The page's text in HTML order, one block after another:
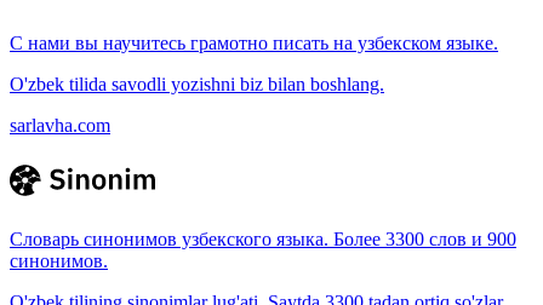
С нами вы научитесь грамотно писать на узбекском языке.
O'zbek tilida savodli yozishni biz bilan boshlang.
sarlavha.com
Словарь синонимов узбекского языка. Более 3300 слов и 900
синонимов.